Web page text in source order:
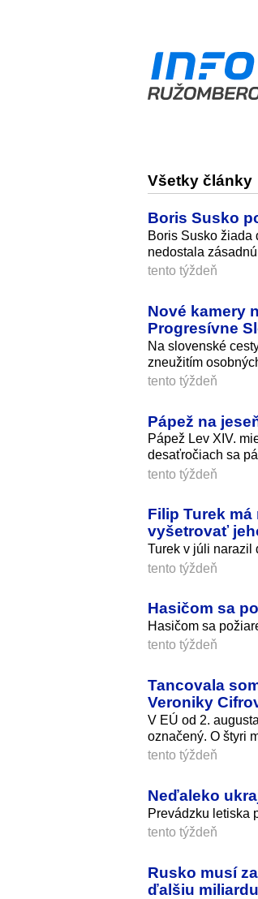
Všetky články
Boris Susko
Boris Susko žiada
nedostala
tento týždeň
Nové kamery
Progresívne
Na slovenské
zneužitím
tento týždeň
Pápež na
Pápež Lev XIV.
desaťročiach sa
tento týždeň
Filip Turek
vyšetrovať
Turek v júli narazil
tento týždeň
Hasičom sa
Hasičom sa
tento týždeň
Tancovala
Veroniky
V EÚ od 2.
označený. O štyri
tento týždeň
Neďaleko
Prevádzku letiska
tento týždeň
Rusko musí
ďalšiu